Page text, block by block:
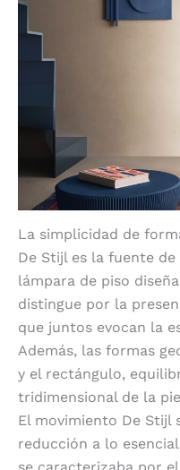
La simplicidad de
De Stijl es la fuente
lámpara de piso
distingue por la
que juntos evocan la
Además, las formas
y el rectángulo,
tridimensional de la
El movimiento De Stijl
reducción a lo